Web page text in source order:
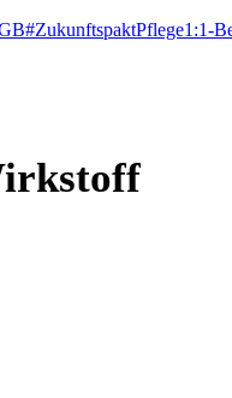
#ZukunftspaktPflege1:1-